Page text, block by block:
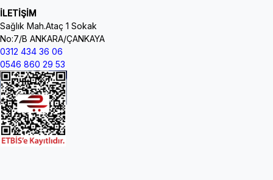
İLETİŞİM
Sağlık Mah.Ataç 1 Sokak
No:7/B ANKARA/ÇANKAYA
0312 434 36 06
0546 860 29 53